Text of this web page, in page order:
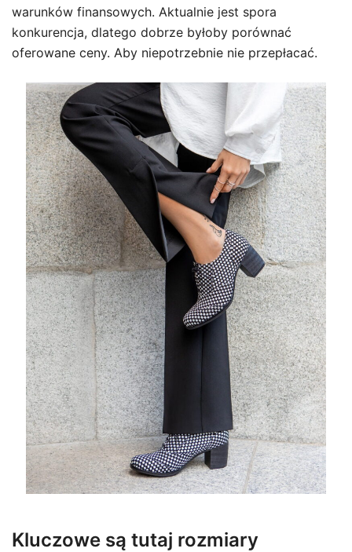
warunków finansowych. Aktualnie jest spora
konkurencja, dlatego dobrze byłoby porównać
oferowane ceny. Aby niepotrzebnie nie przepłacać.
Kluczowe są tutaj rozmiary